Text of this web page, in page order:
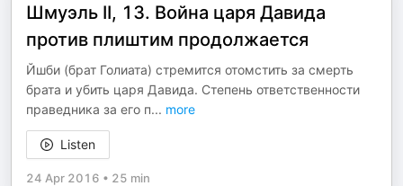
Шмуэль II, 13. Война царя Давида
против плиштим продолжается
Йшби (брат Голиата) стремится отомстить за смерть
брата и убить царя Давида. Степень ответственности
праведника за его п... more
Listen
24 Apr 2016 • 25 min